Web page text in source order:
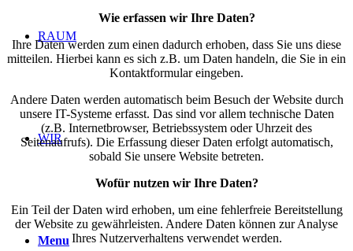
RAUM
WIR
Menu
Wie erfassen wir Ihre Daten?
Ihre Daten werden zum einen dadurch erhoben, dass Sie uns diese
mitteilen. Hierbei kann es sich z.B. um Daten handeln, die Sie in ein
Kontaktformular eingeben.
Andere Daten werden automatisch beim Besuch der Website durch
unsere IT-Systeme erfasst. Das sind vor allem technische Daten
(z.B. Internetbrowser, Betriebssystem oder Uhrzeit des
Seitenaufrufs). Die Erfassung dieser Daten erfolgt automatisch,
sobald Sie unsere Website betreten.
Wofür nutzen wir Ihre Daten?
Ein Teil der Daten wird erhoben, um eine fehlerfreie Bereitstellung
der Website zu gewährleisten. Andere Daten können zur Analyse
Ihres Nutzerverhaltens verwendet werden.